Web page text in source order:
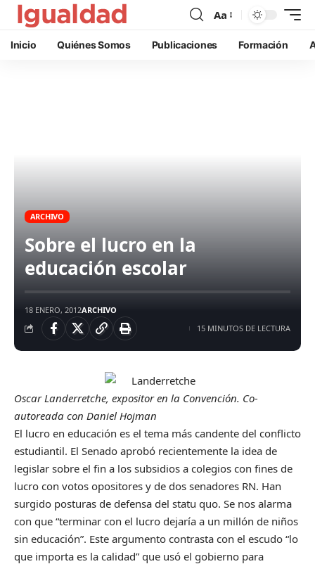
Aa
Inicio Quiénes Somos Publicaciones Formación
ARCHIVO
Sobre el lucro en la
educación escolar
18 ENERO, 2012ARCHIVO
15 MINUTOS DE LECTURA
Oscar Landerretche, expositor en la Convención. Co-
autoreada con Daniel Hojman
El lucro en educación es el tema más candente del conflicto
estudiantil. El Senado aprobó recientemente la idea de
legislar sobre el fin a los subsidios a colegios con fines de
lucro con votos opositores y de dos senadores RN. Han
surgido posturas de defensa del statu quo. Se nos alarma
con que “terminar con el lucro dejaría a un millón de niños
sin educación”. Este argumento contrasta con el escudo “lo
que importa es la calidad” que usó el gobierno para